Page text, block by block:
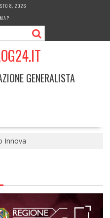
8, 2026
GENERALISTA
Innova